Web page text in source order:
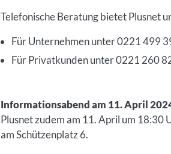
Telefonische Beratung bietet Plusnet
Für Unternehmen unter 0221 499
Für Privatkunden unter 0221 260
Informationsabend am 11. April
Plusnet zudem am 11. April um 18:30
am Schützenplatz 6.